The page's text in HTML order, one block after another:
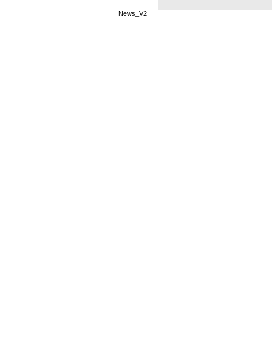
News_V2